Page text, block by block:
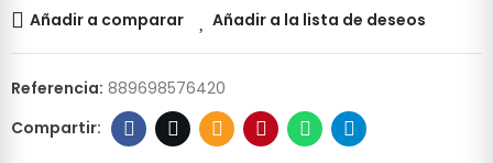
Añadir a comparar Añadir a la lista de deseos
Referencia: 889698576420